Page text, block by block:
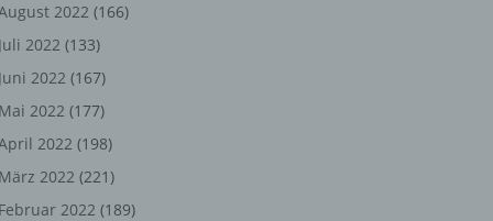
2022 (166)
Juli 2022 (133)
Juni 2022 (167)
Mai 2022 (177)
2022 (198)
März 2022 (221)
Februar 2022 (189)
oder